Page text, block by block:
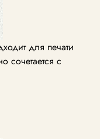
для печати
сочетается с